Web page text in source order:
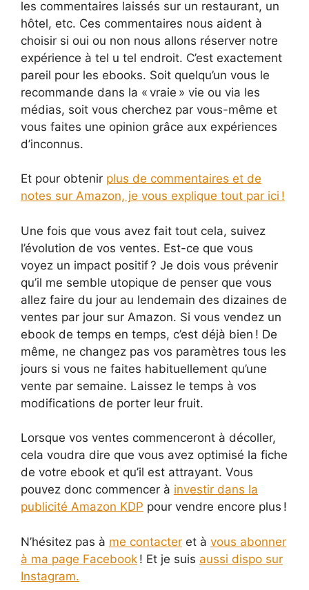
les commentaires laissés sur un restaurant, un
hôtel, etc. Ces commentaires nous aident à
choisir si oui ou non nous allons réserver notre
expérience à tel u tel endroit. C’est exactement
pareil pour les ebooks. Soit quelqu’un vous le
recommande dans la « vraie » vie ou via les
médias, soit vous cherchez par vous-même et
vous faites une opinion grâce aux expériences
d’inconnus.
Et pour obtenir plus de commentaires et de
notes sur Amazon, je vous explique tout par ici !
Une fois que vous avez fait tout cela, suivez
l’évolution de vos ventes. Est-ce que vous
voyez un impact positif ? Je dois vous prévenir
qu’il me semble utopique de penser que vous
allez faire du jour au lendemain des dizaines de
ventes par jour sur Amazon. Si vous vendez un
ebook de temps en temps, c’est déjà bien ! De
même, ne changez pas vos paramètres tous les
jours si vous ne faites habituellement qu’une
vente par semaine. Laissez le temps à vos
modifications de porter leur fruit.
Lorsque vos ventes commenceront à décoller,
cela voudra dire que vous avez optimisé la fiche
de votre ebook et qu’il est attrayant. Vous
pouvez donc commencer à investir dans la
publicité Amazon KDP pour vendre encore plus !
N’hésitez pas à me contacter et à vous abonner
à ma page Facebook ! Et je suis aussi dispo sur
Instagram.